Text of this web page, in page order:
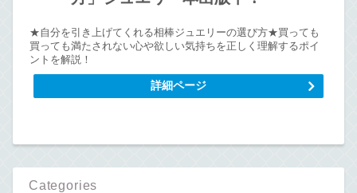
★自分を引き上げてくれる相棒ジュエリーの選び方★買っても
買っても満たされない心や欲しい気持ちを正しく理解するポイ
ントを解説！
詳細ページ
Categories